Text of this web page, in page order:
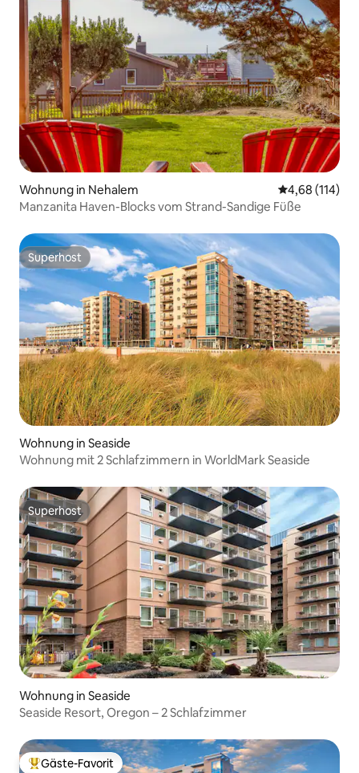
Wohnung in Nehalem
4,68 (114)
Manzanita Haven-Blocks vom Strand-Sandige Füße
Superhost
Superhost
Wohnung in Seaside
Wohnung mit 2 Schlafzimmern in WorldMark Seaside
Superhost
Superhost
Wohnung in Seaside
Seaside Resort, Oregon – 2 Schlafzimmer
Beliebter Gäste-Favorit.
Gäste-Favorit